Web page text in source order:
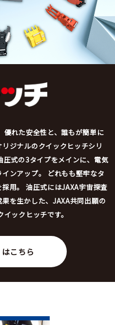
優れた安全性と、誰もが簡単に
ジナルのクイックヒッチシリ
圧式の3タイプをメインに、電気
ンアップ。
どれもも堅牢なタ
用。
油圧式にはJAXA宇宙探査
を生かした、JAXA共同出願の
ックヒッチです。
こちら